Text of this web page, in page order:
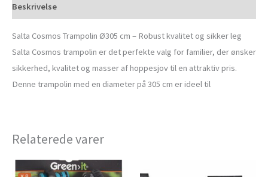
Beskrivelse
Salta Cosmos Trampolin Ø305 cm – Robust kvalitet og sikker leg
Salta Cosmos trampolin er det perfekte valg for familier, der ønsker
sikkerhed, kvalitet og masser af hoppesjov til en attraktiv pris.
Denne trampolin med en diameter på 305 cm er ideel til
Relaterede varer